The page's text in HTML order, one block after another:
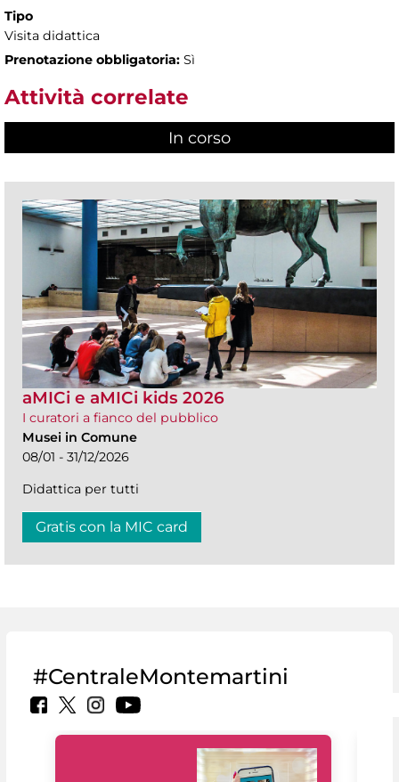
Tipo
Visita didattica
Prenotazione obbligatoria: Sì
Attività correlate
In corso
aMICi e aMICi kids 2026
I curatori a fianco del pubblico
Musei in Comune
08/01 - 31/12/2026
Didattica per tutti
Gratis con la MIC card
#CentraleMontemartini